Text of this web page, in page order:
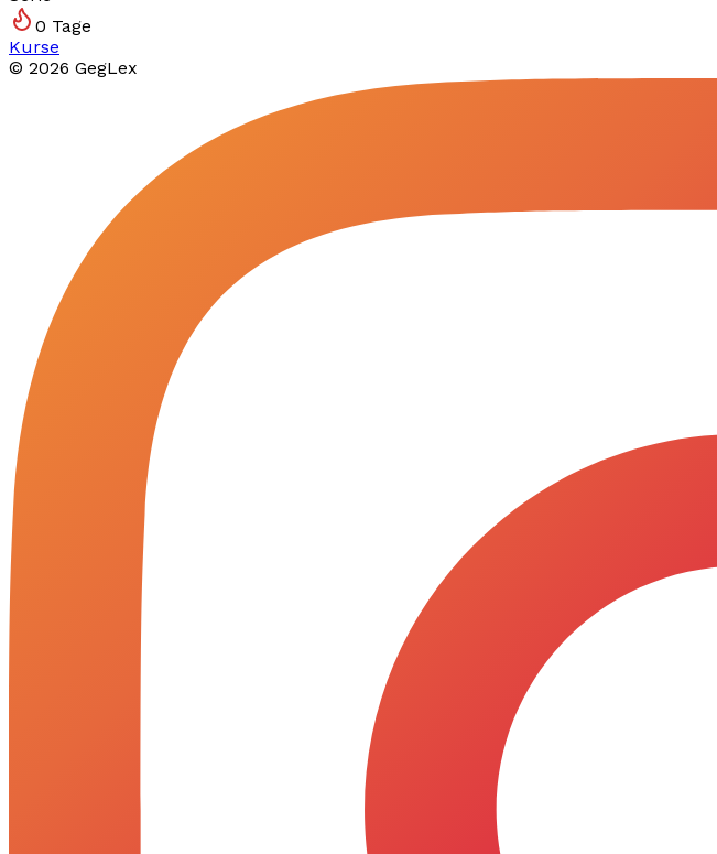
0 Tage
Kurse
© 2026 GegLex